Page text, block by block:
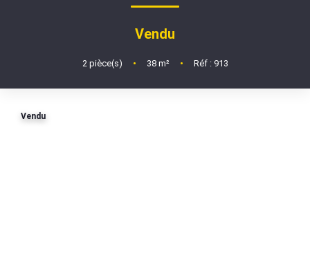
CONTACT
Vendu
2 pièce(s) • 38m² • Réf : 913
Vendu